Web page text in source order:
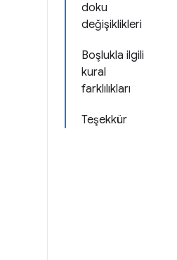
doku
değişiklikleri
Boşlukla ilgili
kural
farklılıkları
Teşekkür